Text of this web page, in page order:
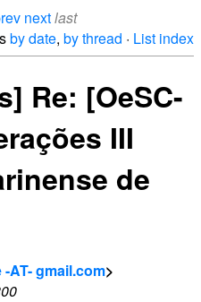
nextlast
by date, by thread · List index
Re: [OeSC-
III
de
AT- gmail.com>